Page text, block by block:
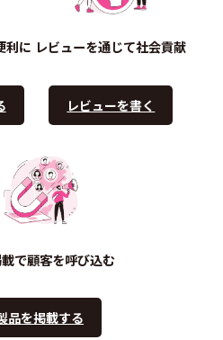
利に レビューを通じて社会貢献
レビューを書く
で顧客を呼び込む
品を掲載する